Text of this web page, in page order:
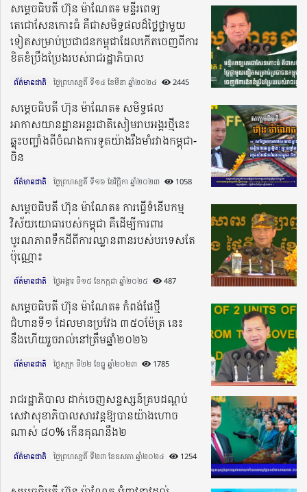
សម្តេចធិបតី ហ៊ុន ម៉ាណែត៖ មន្ទីរពេទ្យ
តេជោសែនកោះធំ គឺជាសមិទ្ធផលដ៏ថ្លៃថ្លាមួយ
ទៀតសម្រាប់ប្រជាជនកម្ពុជាដែលកើតចេញពីការ
ខិតខំប្រឹងប្រែងរបស់រាជរដ្ឋាភិបាល
ព័ត៌មានជាតិ ថ្ងៃព្រហស្បតិ៍ ទី១៤ ខែមីនា ឆ្នាំ២០២៤​ 2445
សម្តេចធិបតី ហ៊ុន ម៉ាណែត៖ សមិទ្ធផល
អាកាសយានដ្ឋានអន្តរជាតិសៀមរាបអង្គរថ្មីនេះ
ឆ្លុះបញ្ចាំងពីចំណងការទូតយ៉ាងរឹងមាំរវាងកម្ពុជា-
ចិន
ព័ត៌មានជាតិ ថ្ងៃព្រហស្បតិ៍ ទី១៦ ខែវិច្ឆិកា ឆ្នាំ២០២៣​ 1058
សម្តេចធិបតី ហ៊ុន ម៉ាណែត៖ ការធ្វើទំនើបកម្ម
វិស័យយោធារបស់កម្ពុជា គឺដើម្បីការពារ
បូរណភាពទឹកដីពីការឈ្លានពានរបស់បរទេសតែ
ប៉ុណ្ណោះ
ព័ត៌មានជាតិ ថ្ងៃអង្គារ ទី១៥ ខែកក្កដា ឆ្នាំ២០២៥​ 487
សម្ដេចធិបតី ហ៊ុន ម៉ាណែត៖ កំពង់ផែថ្មី
ជំហានទី១ ដែលមានប្រវែង ៣៥០ម៉ែត្រ នេះ
នឹងហើយរួចរាល់នៅត្រឹមឆ្នាំ២០២៦
ព័ត៌មានជាតិ ថ្ងៃសុក្រ ទី២២ ខែធ្នូ ឆ្នាំ២០២៣​ 1785
រាជរដ្ឋាភិបាល ដាក់ចេញសន្ទស្សន៍គ្របដណ្តប់
សេវាសុខាភិបាលសារវន្តឱ្យបានយ៉ាងហោច
ណាស់ ៨០% កើនគុណនឹង២
ព័ត៌មានជាតិ ថ្ងៃព្រហស្បតិ៍ ទី២៣ ខែឧសភា ឆ្នាំ២០២៤​ 1254